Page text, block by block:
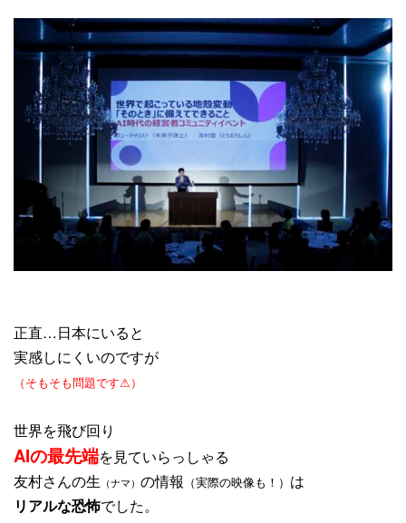
正直…日本にいると
実感しにくいのですが
（そもそも問題です⚠）
世界を飛び回り
AIの最先端を見ていらっしゃる
友村さんの生 （ナマ） の情報 （実際の映像も！） は
リアルな恐怖でした。